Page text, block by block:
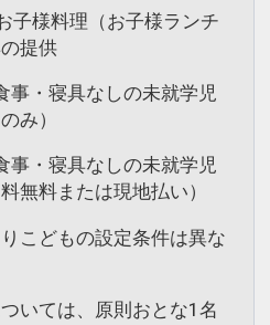
子様料理（お子様ランチ
提供
事・寝具なしの未就学児
み）
事・寝具なしの未就学児
無料または現地払い）
こどもの設定条件は異な
いては、原則おとな1名